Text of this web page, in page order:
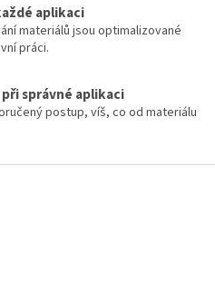
y
v
ý
s
u
aplikaci
materiálů jsou optimalizované
práci.
správné aplikaci
postup, víš, co od materiálu